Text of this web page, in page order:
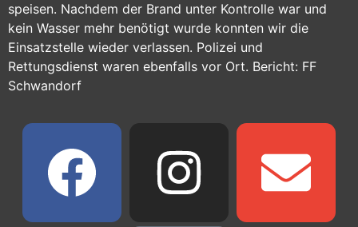
speisen. Nachdem der Brand unter Kontrolle war und
kein Wasser mehr benötigt wurde konnten wir die
Einsatzstelle wieder verlassen. Polizei und
Rettungsdienst waren ebenfalls vor Ort. Bericht: FF
Schwandorf